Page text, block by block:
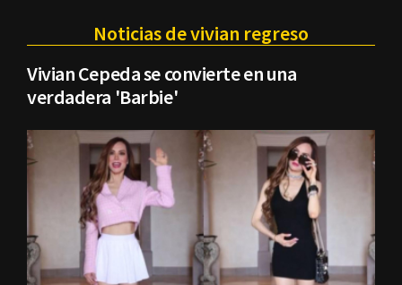
Noticias de vivian regreso
Vivian Cepeda se convierte en una
verdadera 'Barbie'